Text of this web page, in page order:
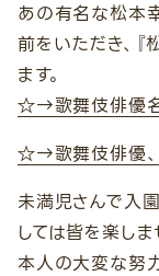
あの有名な松本
前をいただき、
ます。
☆→歌舞伎俳優
☆→歌舞伎俳優
未満児さんで入
しては皆を楽しま
本人の大変な努